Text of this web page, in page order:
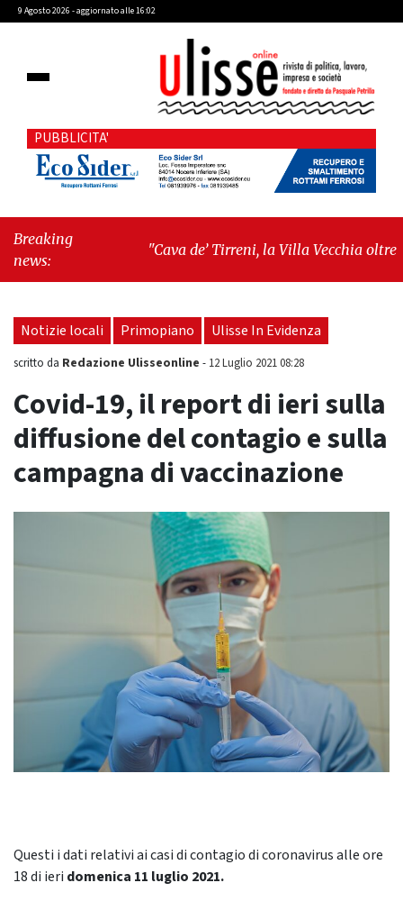
9 Agosto 2026 - aggiornato alle 16:02
PUBBLICITA'
Breaking
news:
"Cava de’ Tirreni, la Villa Vecchia oltre i
seduta consiliare: “Serve chiarezza!”"
Notizie locali Primopiano Ulisse In Evidenza
scritto da Redazione Ulisseonline - 12 Luglio 2021 08:28
Covid-19, il report di ieri sulla
diffusione del contagio e sulla
campagna di vaccinazione
Questi i dati relativi ai casi di contagio di coronavirus alle ore
18 di ieri domenica 11 luglio 2021.